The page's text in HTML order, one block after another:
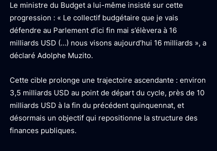
Le ministre du Budget a lui-même insisté sur cette
progression : « Le collectif budgétaire que je vais
défendre au Parlement d’ici fin mai s’élèvera à 16
milliards USD (…) nous visons aujourd’hui 16 milliards », a
déclaré Adolphe Muzito.
Cette cible prolonge une trajectoire ascendante : environ
3,5 milliards USD au point de départ du cycle, près de 10
milliards USD à la fin du précédent quinquennat, et
désormais un objectif qui repositionne la structure des
finances publiques.